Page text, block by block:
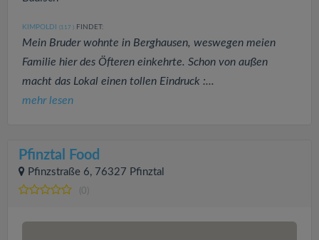
KIMPOLDI (117 ) FINDET:
Mein Bruder wohnte in Berghausen, weswegen meien
Familie hier des Öfteren einkehrte. Schon von außen
macht das Lokal einen tollen Eindruck :...
mehr lesen
Pfinztal Food
Pfinzstraße 6, 76327 Pfinztal
(0)